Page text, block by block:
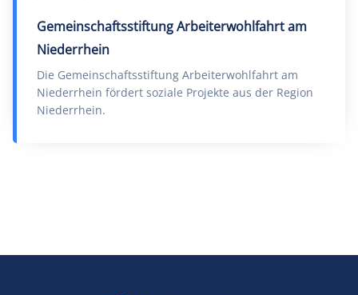
Gemeinschaftsstiftung Arbeiterwohlfahrt am
Niederrhein
Die Gemeinschaftsstiftung Arbeiterwohlfahrt am
Niederrhein fördert soziale Projekte aus der Region
Niederrhein.